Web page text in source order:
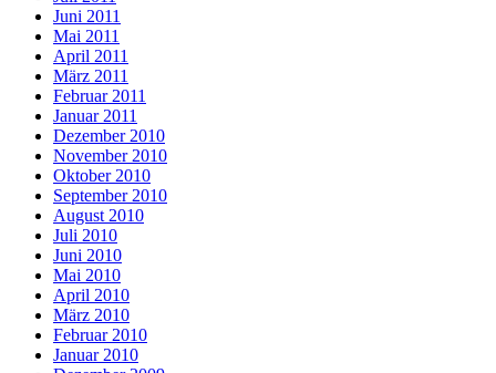
Juni 2011
Mai 2011
April 2011
März 2011
Februar 2011
Januar 2011
Dezember 2010
November 2010
Oktober 2010
September 2010
August 2010
Juli 2010
Juni 2010
Mai 2010
April 2010
März 2010
Februar 2010
Januar 2010